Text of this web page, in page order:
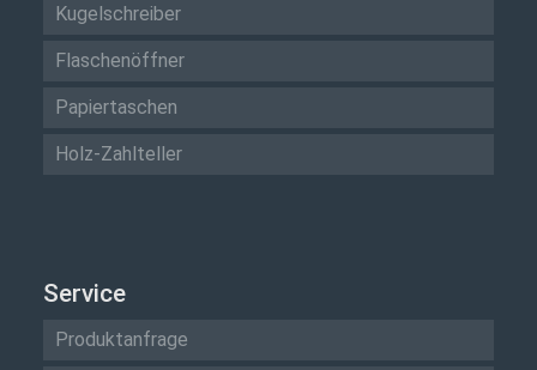
Kugelschreiber
Flaschenöffner
Papiertaschen
Holz-Zahlteller
Service
Produktanfrage